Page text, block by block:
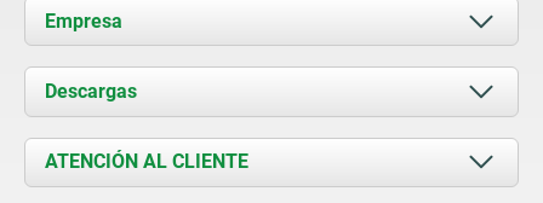
Empresa
Acerca de nosotros
Novedades
Contacto
Descargas
Documents
ATENCIÓN AL CLIENTE